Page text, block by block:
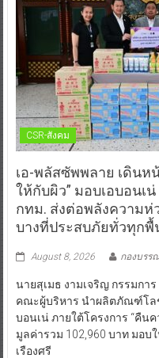
CSR-สังคม
เอ-พลัสซัพพลาย เดินห
ให้กับผิว” มอบเอบอนเ
กทม. ส่งต่อพลังความห่
บางที่ประสบภัยทั่วทุกพื้
August 8, 2026 กองบรร
นายสุเมธ งามเจริญ กรรมกา
คณะผู้บริหาร นำผลิตภัณฑ์โล
บอนเน่ ภายใต้โครงการ “คืน
มูลค่ารวม 102,960 บาท มอ
เรืองศรี